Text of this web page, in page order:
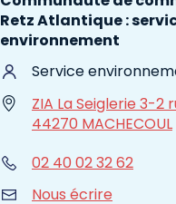
Retz Atlantique :
environnement
Service
ZIA La Seiglerie 3-2
44270 MACHECOUL
02 40 02 32 62
Nous écrire